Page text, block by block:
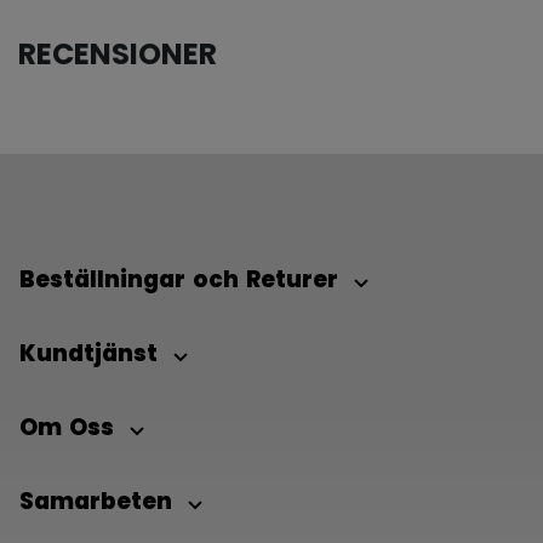
RECENSIONER
Beställningar och Returer
Kundtjänst
Om Oss
Samarbeten